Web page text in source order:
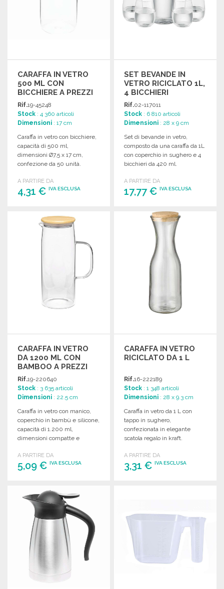
CARAFFA IN VETRO
500 ML CON
BICCHIERE A PREZZI
ALL'INGROSSO
Rif.19-45248
Stock : 4 360 articoli
Dimensioni : 17 cm
Caraffa in vetro con bicchiere,
capacità di 500 ml,
dimensioni Ø7,5 x 17 cm,
confezione da 50 unità.
A PARTIRE DA
4,31 € IVA ESCLUSA
Richiedi un preventivo
SET BEVANDE IN
VETRO RICICLATO 1L,
4 BICCHIERI
Rif.02-117011
Stock : 6 810 articoli
Dimensioni : 28 x 9 cm
Set di bevande in vetro,
composto da una caraffa da 1L
con coperchio in sughero e 4
bicchieri da 420 ml.
A PARTIRE DA
17,77 €IVA ESCLUSA
ORDINARE
Richiedi un preventivo
CARAFFA IN VETRO
DA 1200 ML CON
BAMBOO A PREZZI
ALL'INGROSSO
Rif.19-220640
Stock : 3 635 articoli
Dimensioni : 22.5 cm
Caraffa in vetro con manico,
coperchio in bambù e silicone,
capacità di 1.200 ml,
dimensioni compatte e
A PARTIRE DA
5,09 € IVA ESCLUSA
Richiedi un preventivo
CARAFFA IN VETRO
RICICLATO DA 1 L
Rif.16-222189
Stock : 1 348 articoli
Dimensioni : 28 x 9.3 cm
Caraffa in vetro da 1 L con
tappo in sughero,
confezionata in elegante
scatola regalo in kraft.
A PARTIRE DA
3,31 €IVA ESCLUSA